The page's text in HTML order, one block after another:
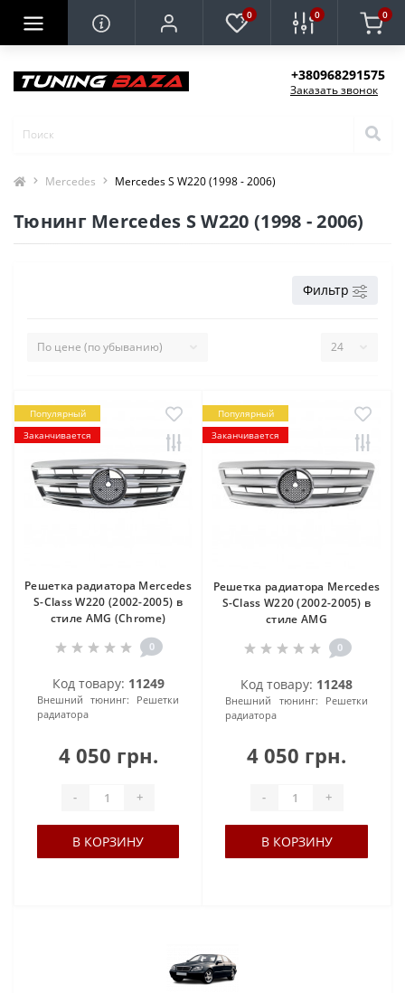
0 0 0
+380968291575
Заказать звонок
Mercedes Mercedes S W220 (1998 - 2006)
Тюнинг Mercedes S W220 (1998 - 2006)
Фильтр
Популярный
Заканчивается
Решетка радиатора Mercedes
S-Class W220 (2002-2005) в
стиле AMG (Chrome)
0
Код товару: 11249
Внешний тюнинг:
Решетки
радиатора
4 050 грн.
- +
В КОРЗИНУ
Популярный
Заканчивается
Решетка радиатора Mercedes
S-Class W220 (2002-2005) в
стиле AMG
0
Код товару: 11248
Внешний тюнинг:
Решетки
радиатора
4 050 грн.
- +
В КОРЗИНУ